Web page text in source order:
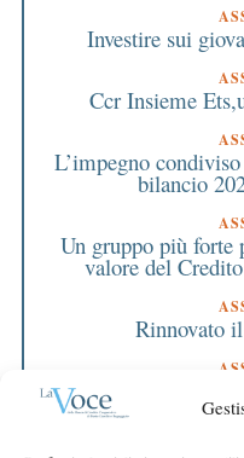
Investire sui
Ccr Insieme
L’impegno
bilancio
Un gruppo più forte
valore del
Rinnovato
Bilancio